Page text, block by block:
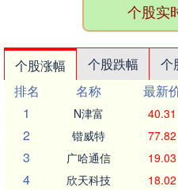
个股实
个股涨幅 个股跌幅 个
排名
名称 最新
1
N津富 40.31
2 锴威特 77.82
3 广哈通信 19.03
4 欣天科技 18.02